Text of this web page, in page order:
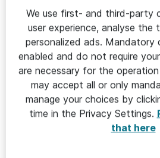
STRATEGI & UTVECKLING
We use first- and third-party
user experience, analyse the
personalized ads. Mandatory
enabled and do not require
are necessary for the
may accept all or only
manage your choices by
time in the Privacy Settings.
that here